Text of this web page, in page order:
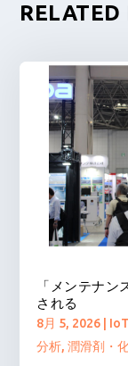
RELATED
「メンテナ
される
8月 5, 2026
分析,潤滑剤・